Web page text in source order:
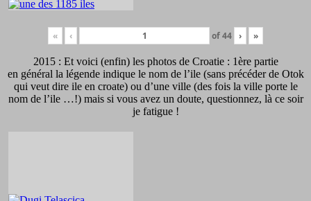
« ‹ of44 › »
2015 : Et voici (enfin) les photos de Croatie : 1ère partie
en général la légende indique le nom de l’ile (sans précéder de Otok
qui veut dire ile en croate) ou d’une ville (des fois la ville porte le
nom de l’ile …!) mais si vous avez un doute, questionnez, là ce soir
je fatigue !